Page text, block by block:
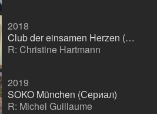
2018
Club der einsamen Herzen (Телевизионный фильм)
R: Christine Hartmann
2019
SOKO München (Сериал)
R: Michel Guillaume